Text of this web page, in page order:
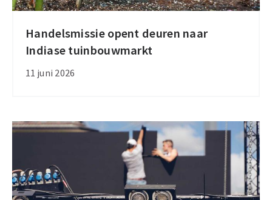
Handelsmissie opent deuren naar
Indiase tuinbouwmarkt
11 juni 2026
Handelsmissie
opent
deuren
tuinbouwmarkt